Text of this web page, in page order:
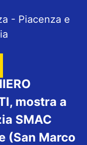
- Piacenza e
mostra a
SMAC
(San Marco